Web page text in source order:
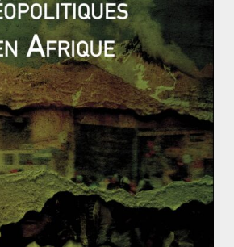
DU NORD
INTERNATIONALES
2022
0 Comments
en Algérie : le résultat
attendue
Borne, Première ministre
en Algérie. Son homologue